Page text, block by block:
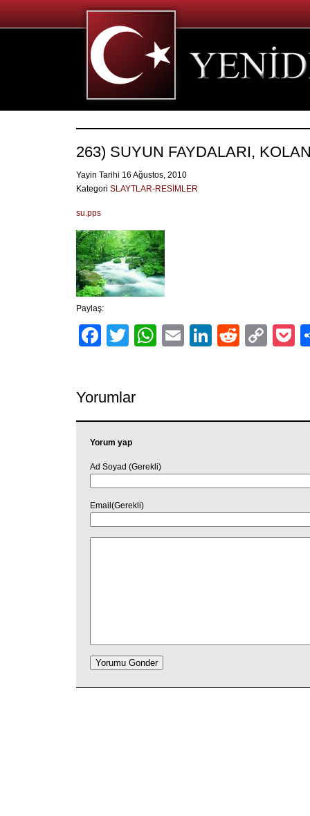
263) SUYUN FAYDALARI,
Yayin Tarihi 16 Ağustos, 2010
Kategori SLAYTLAR-RESİMLER
su.pps
Paylaş:
Facebook
TwitterWhatsApp
EmailLinkedIn
Reddit
Yorumlar
Yorum yap
Ad Soyad (Gerekli)
Email(Gerekli)